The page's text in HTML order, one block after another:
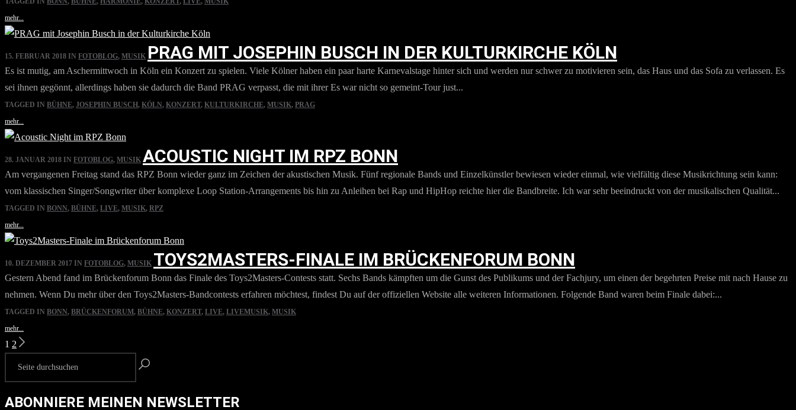
mehr...
15. FEBRUAR 2018 IN FOTOBLOG, MUSIK PRAG MIT JOSEPHIN BUSCH IN DER KULTURKIRCHE KÖLN
Es ist mutig, am Aschermittwoch in Köln ein Konzert zu spielen. Viele Kölner haben ein paar harte Karnevalstage hinter sich und werden nur schwer zu motivieren sein, das Haus und das Sofa zu verlassen. Es
sei ihnen gegönnt, allerdings haben sie dadurch die Band PRAG verpasst, die mit ihrer Es war nicht so gemeint-Tour just...
TAGGED IN BÜHNE, JOSEPHIN BUSCH, KÖLN, KONZERT, KULTURKIRCHE, MUSIK, PRAG
mehr...
28. JANUAR 2018 IN FOTOBLOG, MUSIK ACOUSTIC NIGHT IM RPZ BONN
Am vergangenen Freitag stand das RPZ Bonn wieder ganz im Zeichen der akustischen Musik. Fünf regionale Bands und Einzelkünstler bewiesen wieder einmal, wie vielfältig diese Musikrichtung sein kann:
vom klassischen Singer/Songwriter über komplexe Loop Station-Arrangements bis hin zu Anleihen bei Rap und HipHop reichte hier die Bandbreite. Ich war sehr beeindruckt von der musikalischen Qualität...
TAGGED IN BONN, BÜHNE, LIVE, MUSIK, RPZ
mehr...
10. DEZEMBER 2017 IN FOTOBLOG, MUSIK TOYS2MASTERS-FINALE IM BRÜCKENFORUM BONN
Gestern Abend fand im Brückenforum Bonn das Finale des Toys2Masters-Contests statt. Sechs Bands kämpften um die Gunst des Publikums und der Fachjury, um einen der begehrten Preise mit nach Hause zu
nehmen. Wenn Du mehr über den Toys2Masters-Bandcontests erfahren möchtest, findest Du auf der offiziellen Website alle weiteren Informationen. Folgende Band waren beim Finale dabei:...
TAGGED IN BONN, BRÜCKENFORUM, BÜHNE, KONZERT, LIVE, LIVEMUSIK, MUSIK
mehr...
SEITENNUMMERIERUNG
DER
1 2
ABONNIERE MEINEN NEWSLETTER